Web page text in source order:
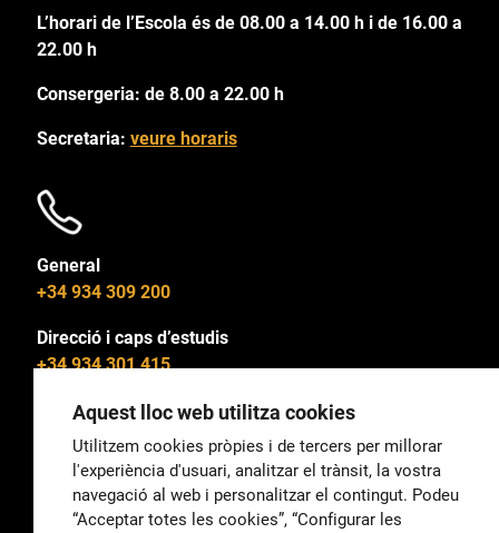
L’horari de l’Escola és de 08.00 a 14.00 h i de 16.00 a
22.00 h
Consergeria: de 8.00 a 22.00 h
Secretaria: veure horaris
General
+34 934 309 200
Direcció i caps d’estudis
+34 934 301 415
General
correu@escoladeltreball.org
Aquest lloc web utilitza cookies
Utilitzem cookies pròpies i de tercers per millorar
l'experiència d'usuari, analitzar el trànsit, la vostra
navegació al web i personalitzar el contingut. Podeu
“Acceptar totes les cookies”, “Configurar les